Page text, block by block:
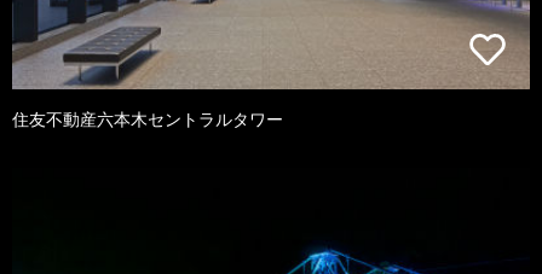
住友不動産六本木セントラルタワー